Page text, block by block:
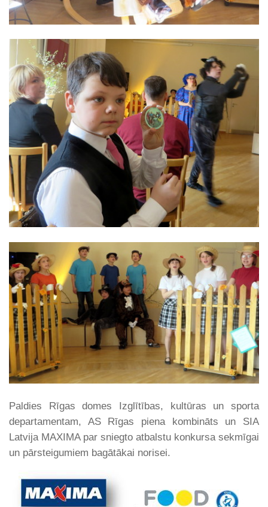
Paldies Rīgas domes Izglītības, kultūras un sporta
departamentam, AS Rīgas piena kombināts un SIA
Latvija MAXIMA par sniegto atbalstu konkursa sekmīgai
un pārsteigumiem bagātākai norisei.